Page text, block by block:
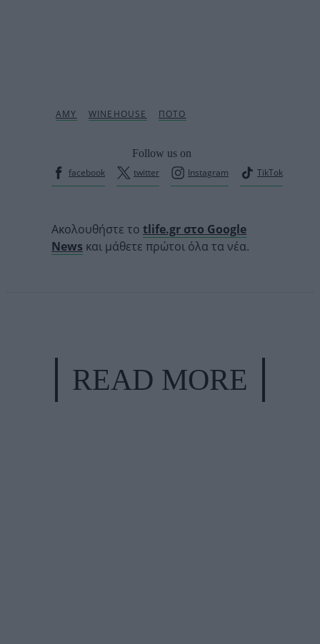
Follow us on
facebook
twitter Instagram TikTok
Ακολουθήστε το tlife.gr στο Google
News και μάθετε πρώτοι όλα τα νέα.
READ MORE